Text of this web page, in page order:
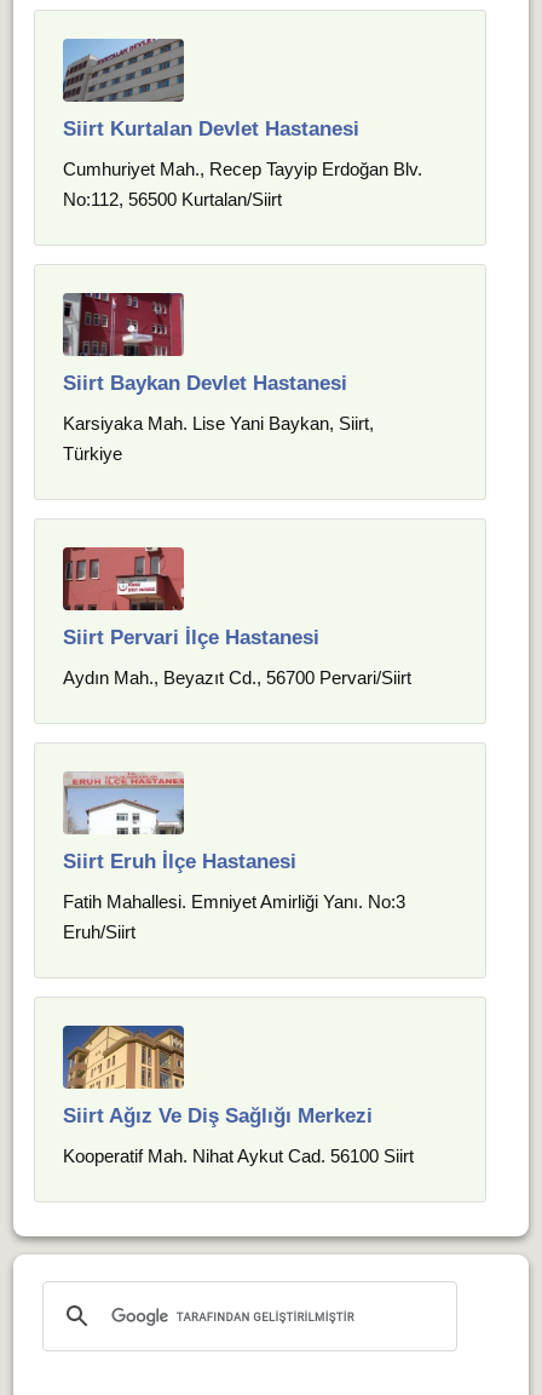
Siirt Kurtalan Devlet Hastanesi
Cumhuriyet Mah., Recep Tayyip Erdoğan Blv.
No:112, 56500 Kurtalan/Siirt
Siirt Baykan Devlet Hastanesi
Karsiyaka Mah. Lise Yani Baykan, Siirt,
Türkiye
Siirt Pervari İlçe Hastanesi
Aydın Mah., Beyazıt Cd., 56700 Pervari/Siirt
Siirt Eruh İlçe Hastanesi
Fatih Mahallesi. Emniyet Amirliği Yanı. No:3
Eruh/Siirt
Siirt Ağız Ve Diş Sağlığı Merkezi
Kooperatif Mah. Nihat Aykut Cad. 56100 Siirt